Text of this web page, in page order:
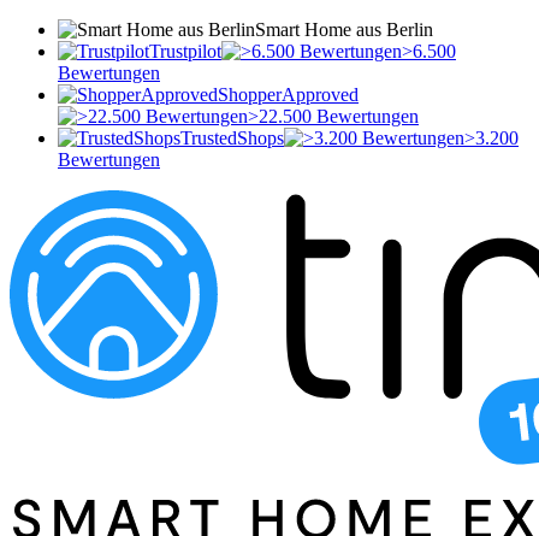
Smart Home aus Berlin
Trustpilot
>6.500
Bewertungen
ShopperApproved
>22.500 Bewertungen
TrustedShops
>3.200
Bewertungen